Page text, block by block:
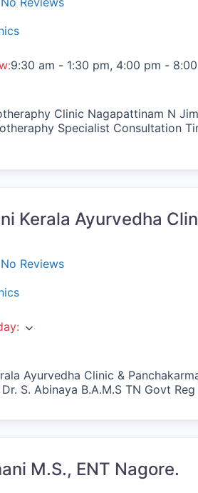
:9:30 am - 1:30 pm, 4:00 pm -
Clinic Nagapattinam N
Specialist Consultation
Kerala Ayurvedha
No Reviews
:
Ayurvedha Clinic &
S. Abinaya B.A.M.S TN Govt Reg
M.S., ENT Nagore.